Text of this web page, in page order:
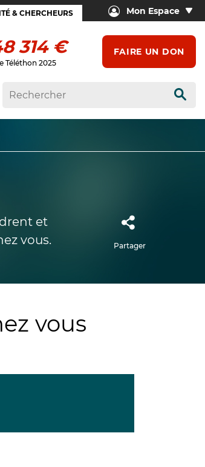
& CHERCHEURS Mon Espace
314 €
Téléthon 2025
FAIRE UN DON
et
vous.
Partager
vous